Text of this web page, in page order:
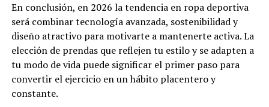
En conclusión, en 2026 la tendencia en ropa deportiva
será combinar tecnología avanzada, sostenibilidad y
diseño atractivo para motivarte a mantenerte activa. La
elección de prendas que reflejen tu estilo y se adapten a
tu modo de vida puede significar el primer paso para
convertir el ejercicio en un hábito placentero y
constante.